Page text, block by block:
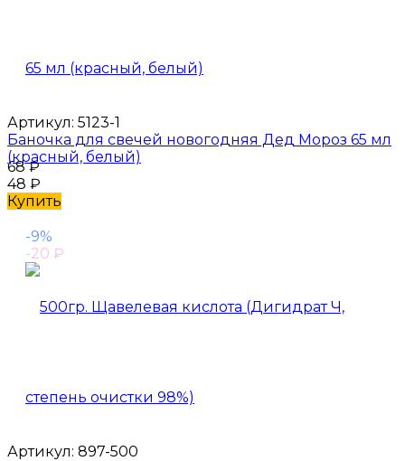
Артикул: 5123-1
Баночка для свечей новогодняя Дед Мороз 65 мл
(красный, белый)
68₽
48 ₽
Купить
-9%
-20 ₽
Артикул: 897-500